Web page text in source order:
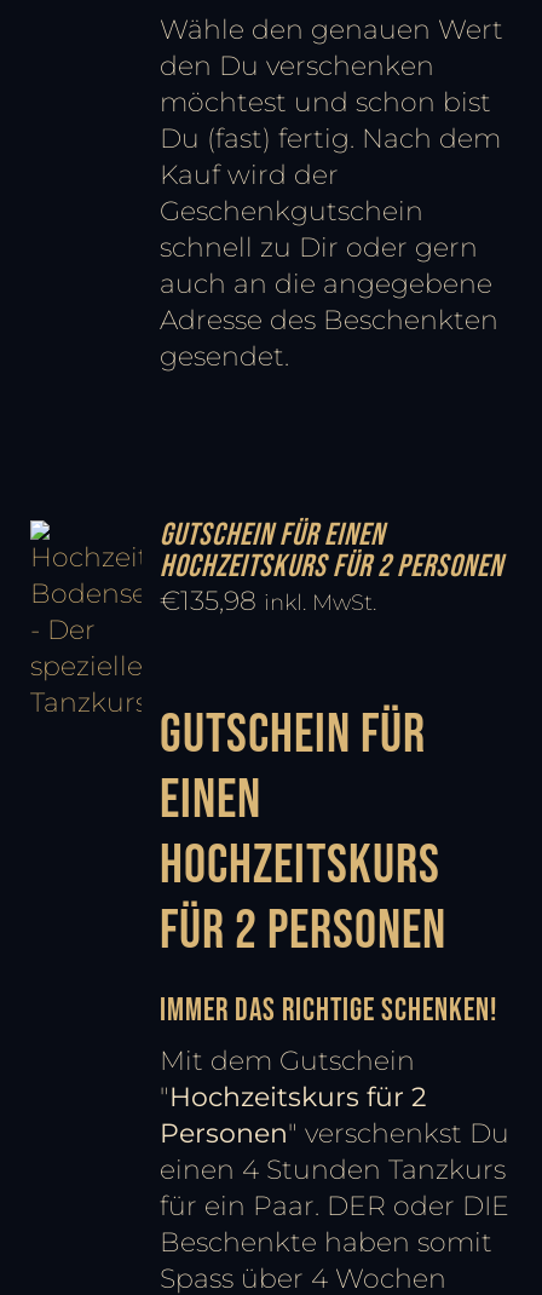
Wähle den genauen Wert
den Du verschenken
möchtest und schon bist
Du (fast) fertig. Nach dem
Kauf wird der
Geschenkgutschein
schnell zu Dir oder gern
auch an die angegebene
Adresse des Beschenkten
gesendet.
Gutschein für einen
Hochzeitskurs für 2 Personen
€135,98 inkl. MwSt.
Gutschein für
einen
Hochzeitskurs
für 2 Personen
Immer das Richtige schenken!
Mit dem Gutschein
"Hochzeitskurs für 2
Personen" verschenkst Du
einen 4 Stunden Tanzkurs
für ein Paar. DER oder DIE
Beschenkte haben somit
Spass über 4 Wochen